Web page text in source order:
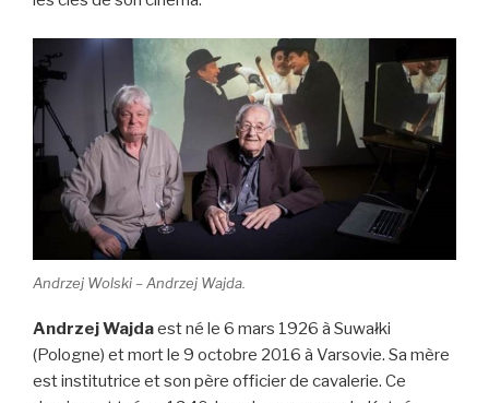
Andrzej Wolski – Andrzej Wajda.
Andrzej Wajdaest né le 6 mars 1926 à Suwałki
(Pologne) et mort le 9 octobre 2016 à Varsovie. Sa mère
est institutrice et son père officier de cavalerie. Ce